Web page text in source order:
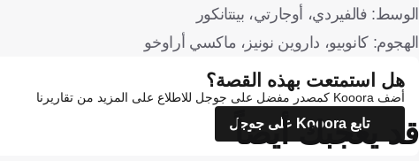
الوسط: فالفيردي، أوجارتي، بينتانكور
الهجوم: كانوبيو، داروين نونيز، ماكسي أراوخو
هل استمتعت بهذه القصة؟
أضف Kooora كمصدر مفضل على جوجل للاطلاع على المزيد من تقاريرنا
تابع Kooora على جوجل
قد يعجبك أيضاً